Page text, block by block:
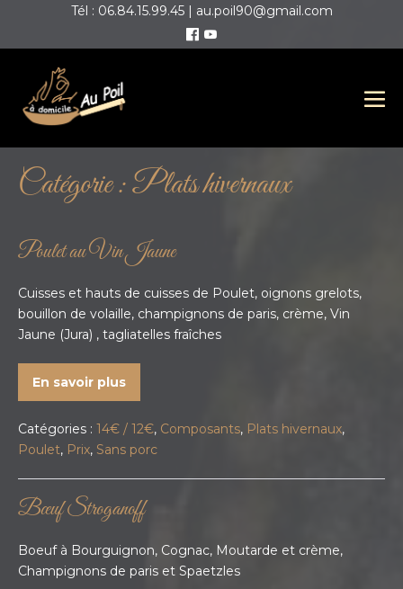
Tél : 06.84.15.99.45 | au.poil90@gmail.com
Catégorie :Plats hivernaux
Poulet au Vin Jaune
Cuisses et hauts de cuisses de Poulet, oignons grelots,
bouillon de volaille, champignons de paris, crème, Vin
Jaune (Jura) , tagliatelles fraîches
En savoir plus
Catégories : 14€ / 12€, Composants, Plats hivernaux,
Poulet, Prix, Sans porc
Bœuf Stroganoff
Boeuf à Bourguignon, Cognac, Moutarde et crème,
Champignons de paris et Spaetzles